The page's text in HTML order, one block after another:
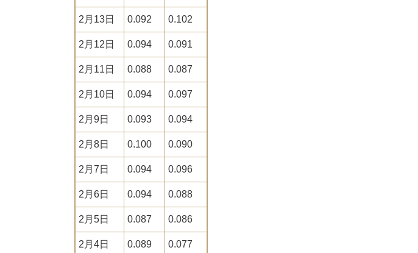
2月13日 0.092 0.102
2月12日 0.094 0.091
2月11日 0.088 0.087
2月10日 0.094 0.097
2月9日 0.093 0.094
2月8日 0.100 0.090
2月7日 0.094 0.096
2月6日 0.094 0.088
2月5日 0.087 0.086
2月4日 0.089 0.077